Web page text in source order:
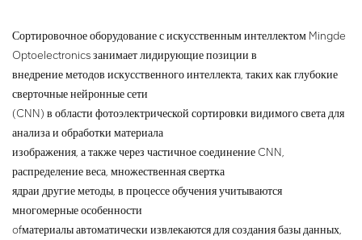
Сортировочное оборудование с искусственным интеллектом Mingde
Optoelectronics занимает лидирующие позиции в
внедрение методов искусственного интеллекта, таких как глубокие
сверточные нейронные сети
(CNN) в области фотоэлектрической сортировки видимого света для
анализа и обработки материала
изображения, а также через частичное соединение CNN,
распределение веса, множественная свертка
ядраи другие методы, в процессе обучения учитываются
многомерные особенности
ofматериалы автоматически извлекаются для создания базы данных,